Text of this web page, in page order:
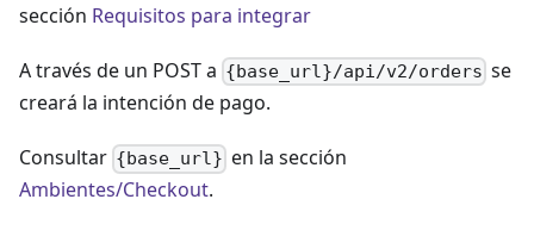
sección Requisitos para integrar
A través de un POST a {base_url}/api/v2/orders se
creará la intención de pago.
Consultar {base_url} en la sección
Ambientes/Checkout.